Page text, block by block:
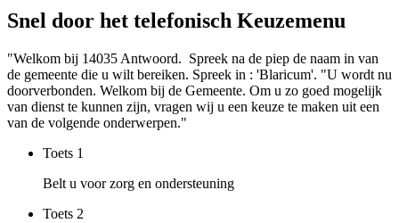
Snel door het telefonisch Keuzemenu
"Welkom bij 14035 Antwoord. Spreek na de piep de naam in van
de gemeente die u wilt bereiken. Spreek in : 'Blaricum'. "U wordt nu
doorverbonden. Welkom bij de Gemeente. Om u zo goed mogelijk
van dienst te kunnen zijn, vragen wij u een keuze te maken uit een
van de volgende onderwerpen."
Toets 1
Belt u voor zorg en ondersteuning
Toets 2